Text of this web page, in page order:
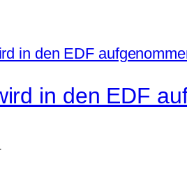
in den EDF